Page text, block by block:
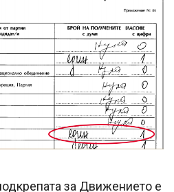
за Движението е